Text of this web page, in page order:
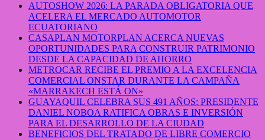
AUTOSHOW 2026: LA PARADA OBLIGATORIA QUE
ACELERA EL MERCADO AUTOMOTOR
ECUATORIANO
CASAPLAN MOTORPLAN ACERCA NUEVAS
OPORTUNIDADES PARA CONSTRUIR PATRIMONIO
DESDE LA CAPACIDAD DE AHORRO
METROCAR RECIBE EL PREMIO A LA EXCELENCIA
COMERCIAL ONSTAR DURANTE LA CAMPAÑA
«MARRAKECH ESTÁ ON»
GUAYAQUIL CELEBRA SUS 491 AÑOS: PRESIDENTE
DANIEL NOBOA RATIFICA OBRAS E INVERSIÓN
PARA EL DESARROLLO DE LA CIUDAD
BENEFICIOS DEL TRATADO DE LIBRE COMERCIO